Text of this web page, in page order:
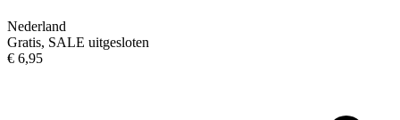
Nederland
Gratis, SALE uitgesloten
€ 6,95